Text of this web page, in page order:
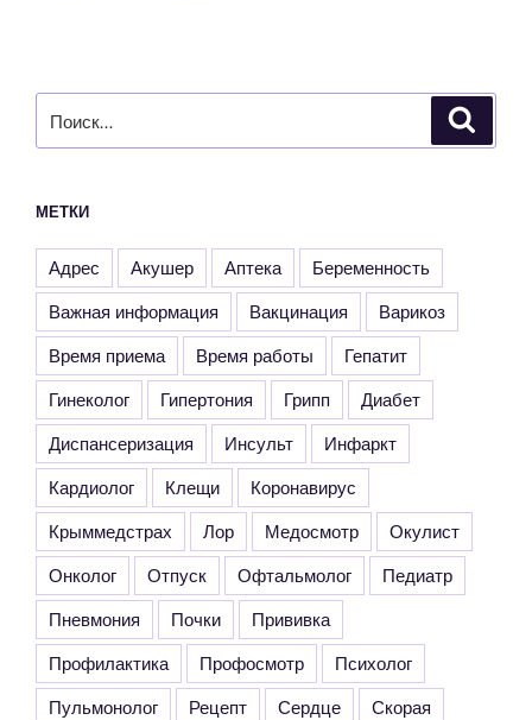
МЕТКИ
Адрес Акушер Аптека
Беременность
Важная информация
Вакцинация
Варикоз
Время приема
Время работы
Гепатит
Гинеколог
Гипертония Грипп
Диабет
Диспансеризация
Инсульт
Инфаркт
Кардиолог
Клещи
Коронавирус
Крыммедстрах
Лор Медосмотр
Окулист
Онколог
Отпуск Офтальмолог
Педиатр
Пневмония
Почки
Прививка
Профилактика
Профосмотр
Психолог
Пульмонолог
Рецепт Сердце
Скорая